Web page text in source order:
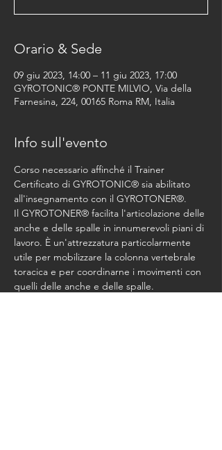
Orario & Sede
09 giu 2023, 14:00 – 11 giu 2023, 17:00
GYROTONIC® PONTE MILVIO, Via della
Farnesina, 224, 00165 Roma RM, Italia
Info sull'evento
Corso necessario affinché il Trainer
Certificato di GYROTONIC® sia abilitato
all'insegnamento con il GYROTONER®.
Il GYROTONER® facilita l'articolazione delle
anche e delle spalle in innumerevoli piani di
lavoro. È un'attrezzatura particolarmente
utile per mobilizzare la colonna vertebrale
toracica e per coordinarne i movimenti con
quelli delle anche e delle spalle.